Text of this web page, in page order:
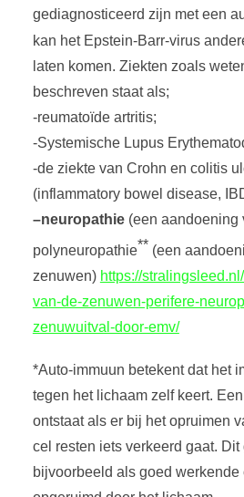
gediagnosticeerd zijn met een
kan het Epstein-Barr-virus
laten komen. Ziekten zoals
beschreven staat als;
-reumatoïde artritis;
-Systemische Lupus
-de ziekte van Crohn en colitis
(inflammatory bowel disease,
–neuropathie (een
polyneuropathie** (een
zenuwen) https://
van-de-zenuwen-perifere-
zenuwuitval-door-emv/
*Auto-immuun betekent dat het
tegen het lichaam zelf keert.
ontstaat als er bij het opruimen
cel resten iets verkeerd gaat. Dit
bijvoorbeeld als goed werkende